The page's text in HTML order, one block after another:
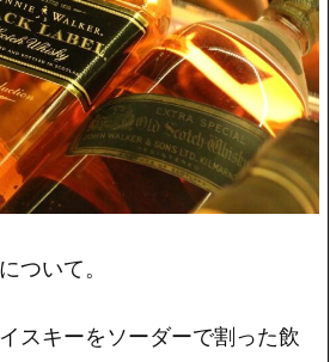
ついて。
スキーをソーダーで割った飲